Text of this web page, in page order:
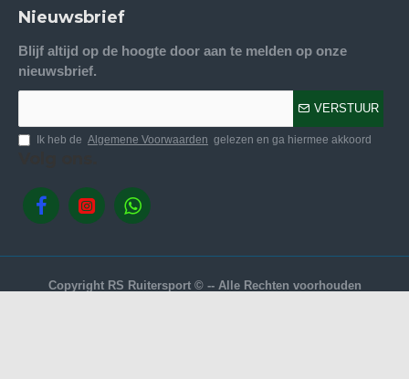
Nieuwsbrief
Blijf altijd op de hoogte door aan te melden op onze
nieuwsbrief.
VERSTUUR
Ik heb de Algemene Voorwaarden gelezen en ga hiermee akkoord
Copyright RS Ruitersport © -- Alle Rechten voorhouden